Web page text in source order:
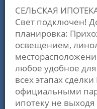
СЕЛЬСКАЯ
Свет подключен!
планировка:
освещением,
любое удобное
всех этапах
официальными
ипотеку не